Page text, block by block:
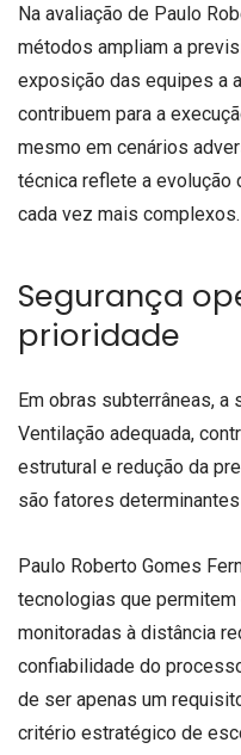
Na avaliação de Paulo
métodos ampliam a
exposição das equipes a
contribuem para a
mesmo em cenários
técnica reflete a evolução
cada vez mais complexos.
Segurança
prioridade
Em obras subterrâneas, a
Ventilação adequada,
estrutural e redução da
são fatores
Paulo Roberto Gomes
tecnologias que
monitoradas à distância
confiabilidade do
de ser apenas um
critério estratégico de